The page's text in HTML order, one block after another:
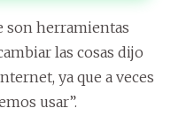
son herramientas
las cosas dijo
ya que a veces
usar”.